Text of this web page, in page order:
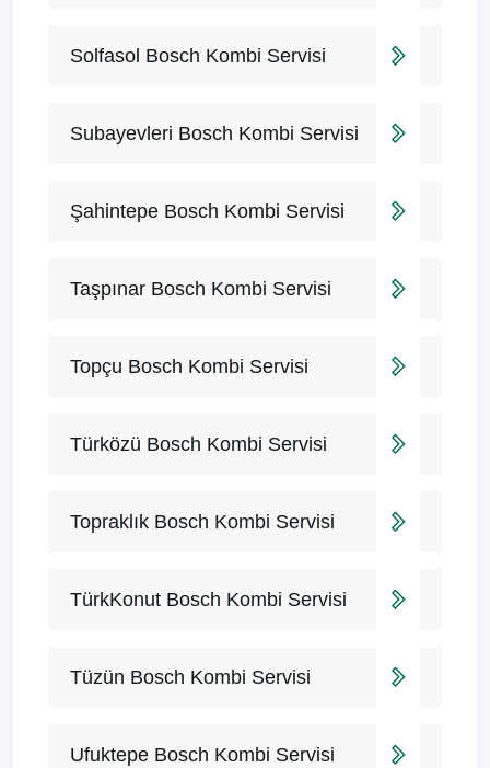
Solfasol Bosch Kombi Servisi
Subayevleri Bosch Kombi Servisi
Şahintepe Bosch Kombi Servisi
Taşpınar Bosch Kombi Servisi
Topçu Bosch Kombi Servisi
Türközü Bosch Kombi Servisi
Topraklık Bosch Kombi Servisi
TürkKonut Bosch Kombi Servisi
Tüzün Bosch Kombi Servisi
Ufuktepe Bosch Kombi Servisi